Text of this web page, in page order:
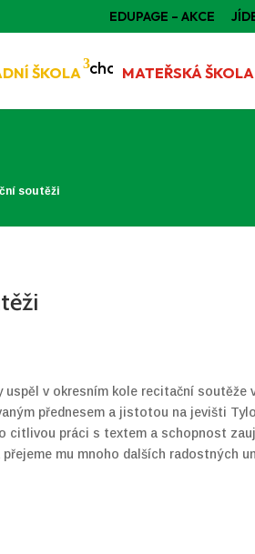
EDUPAGE – AKCE
ŠKOLA MATEŘSKÁ ŠKOLA
soutěži
v okresním kole recitační soutěže
přednesem a jistotou na jevišti
citlivou práci s textem a schopnost
mu mnoho dalších radostných